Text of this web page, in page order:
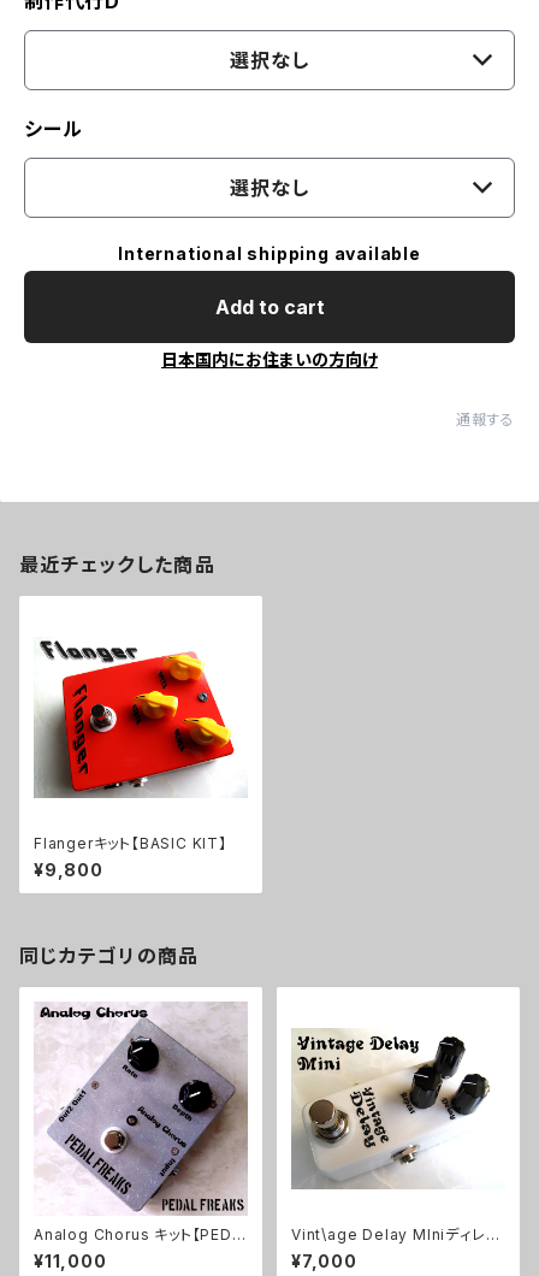
選択なし
シール
選択なし
International shipping available
Add to cart
日本国内にお住まいの方向け
通報する
最近チェックした商品
Flangerキット【BASIC KIT】
¥9,800
同じカテゴリの商品
Analog Chorus キット【PEDA
L FREAKS】
¥11,000
Vint\age Delay MIniディレイ
キット【BASIC KIT】
¥7,000